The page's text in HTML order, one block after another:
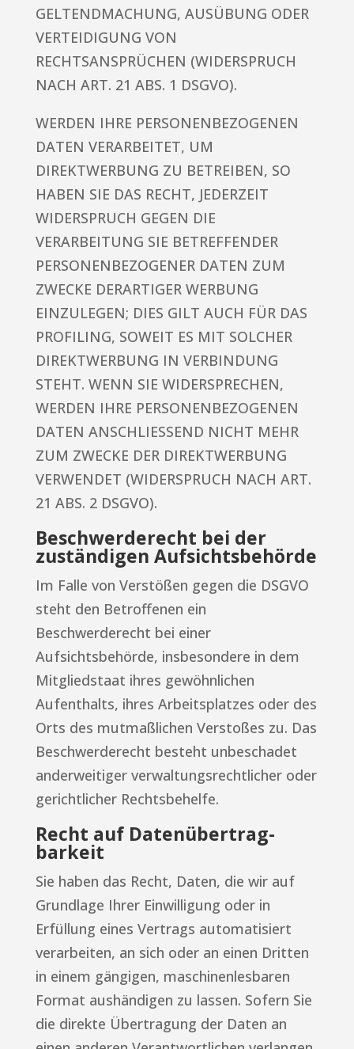
GELTENDMACHUNG, AUSÜBUNG ODER
VERTEIDIGUNG VON
RECHTSANSPRÜCHEN (WIDERSPRUCH
NACH ART. 21 ABS. 1 DSGVO).
WERDEN IHRE PERSONENBEZOGENEN
DATEN VERARBEITET, UM
DIREKTWERBUNG ZU BETREIBEN, SO
HABEN SIE DAS RECHT, JEDERZEIT
WIDERSPRUCH GEGEN DIE
VERARBEITUNG SIE BETREFFENDER
PERSONENBEZOGENER DATEN ZUM
ZWECKE DERARTIGER WERBUNG
EINZULEGEN; DIES GILT AUCH FÜR DAS
PROFILING, SOWEIT ES MIT SOLCHER
DIREKTWERBUNG IN VERBINDUNG
STEHT. WENN SIE WIDERSPRECHEN,
WERDEN IHRE PERSONENBEZOGENEN
DATEN ANSCHLIESSEND NICHT MEHR
ZUM ZWECKE DER DIREKTWERBUNG
VERWENDET (WIDERSPRUCH NACH ART.
21 ABS. 2 DSGVO).
Beschwerde­recht bei der
zuständigen Aufsichts­behörde
Im Falle von Verstößen gegen die DSGVO
steht den Betroffenen ein
Beschwerderecht bei einer
Aufsichtsbehörde, insbesondere in dem
Mitgliedstaat ihres gewöhnlichen
Aufenthalts, ihres Arbeitsplatzes oder des
Orts des mutmaßlichen Verstoßes zu. Das
Beschwerderecht besteht unbeschadet
anderweitiger verwaltungsrechtlicher oder
gerichtlicher Rechtsbehelfe.
Recht auf Daten­übertrag­
barkeit
Sie haben das Recht, Daten, die wir auf
Grundlage Ihrer Einwilligung oder in
Erfüllung eines Vertrags automatisiert
verarbeiten, an sich oder an einen Dritten
in einem gängigen, maschinenlesbaren
Format aushändigen zu lassen. Sofern Sie
die direkte Übertragung der Daten an